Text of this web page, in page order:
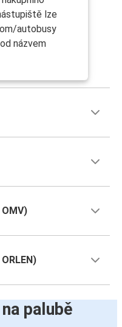
lze
autobusy
názvem
palubě